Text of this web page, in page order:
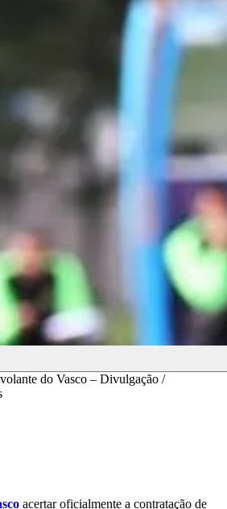
do Vasco – Divulgação /
acertar oficialmente a contratação de